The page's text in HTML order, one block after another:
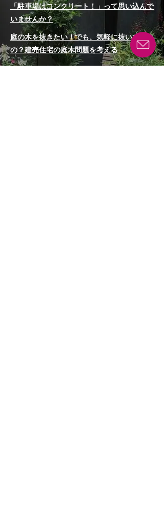
「駐車場はコンクリート！」って思い込んで
いませんか？
庭の木を抜きたい！でも、気軽に抜いていい
の？建売住宅の庭木問題を考える